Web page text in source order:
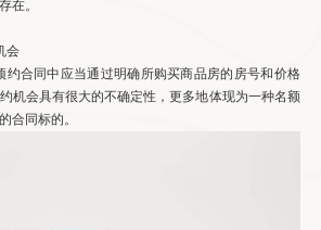
在。
会
合同中应当通过明确所购买商品房的房号和价格
机会具有很大的不确定性，更多地体现为一种名额
合同标的。